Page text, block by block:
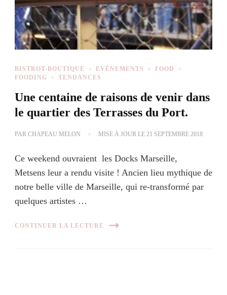
BISTROT-BOUTIQUE EVÉNEMENTS
FOOD
FOODING
TENDANCES
Une centaine de raisons de venir dans
le quartier des Terrasses du Port.
PAR CHAPEAU MELON MISE À JOUR LE 21 SEPTEMBRE 2018
Ce weekend ouvraient les Docks Marseille,
Metsens leur a rendu visite ! Ancien lieu mythique de
notre belle ville de Marseille, qui re-transformé par
quelques artistes …
CONTINUER LA LECTURE